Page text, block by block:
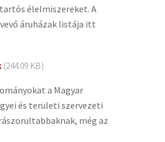
élelmiszereket. A
áruházak listája itt
(244.09 KB)
a Magyar
és területi szervezeti
még az